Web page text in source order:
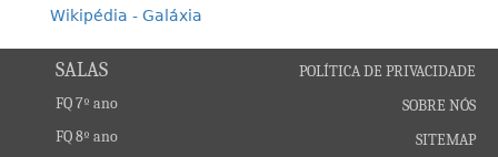
Wikipédia - Galáxia
SALAS
FQ 7º ano
FQ 8º ano
POLÍTICA DE PRIVACIDADE
SOBRE NÓS
SITEMAP